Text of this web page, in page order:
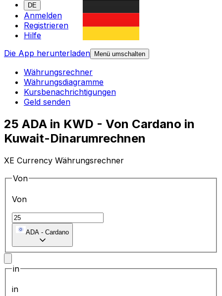
DE
Anmelden
Registrieren
Hilfe
Die App herunterladen
Menü umschalten
Währungsrechner
Währungsdiagramme
Kursbenachrichtigungen
Geld senden
25 ADA in KWD - Von Cardano in
Kuwait-Dinarumrechnen
XE Currency Währungsrechner
Von
Von
ADA - Cardano
in
in